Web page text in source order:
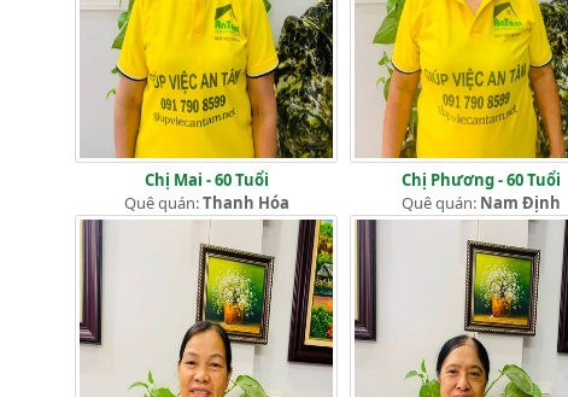
Chị Mai - 60 Tuổi
Quê quán:Thanh Hóa
Chị Phương - 60 Tuổi
Quê quán: Nam Định